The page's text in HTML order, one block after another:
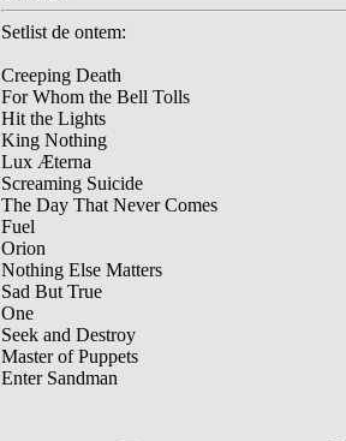
Setlist de ontem:
Creeping Death
For Whom the Bell Tolls
Hit the Lights
King Nothing
Lux Æterna
Screaming Suicide
The Day That Never Comes
Fuel
Orion
Nothing Else Matters
Sad But True
One
Seek and Destroy
Master of Puppets
Enter Sandman